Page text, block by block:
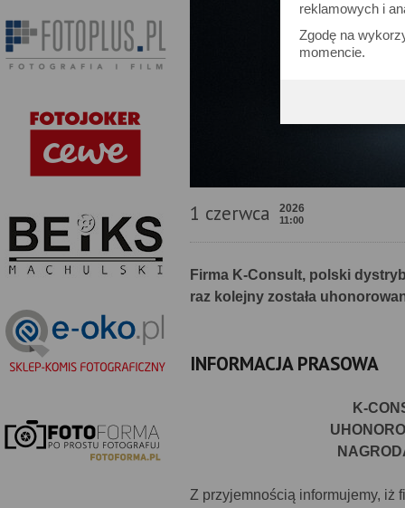
reklamowych i
Zgodę na
momencie.
1 czerwca 2026
11:00
Firma K-Consult, polski
raz kolejny została
INFORMACJA PRASOWA
K-
Z przyjemnością informujemy, iż